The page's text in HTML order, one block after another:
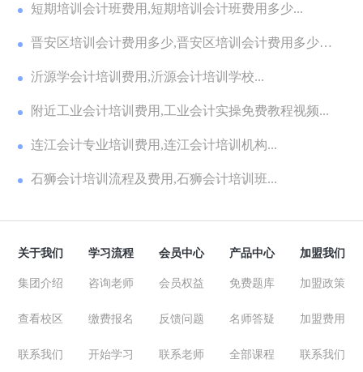
短期培训会计班费用,短期培训会计班费用多少...
晋安区培训会计费用多少,晋安区培训会计费用多少钱
一...沂源学会计培训费用,沂源会计培训学校...
附近工业会计培训费用,工业会计实操免费教程视频...
连江会计专业培训费用,连江会计培训机构...
石狮会计培训流程及费用,石狮会计培训班...
关于我们
集团介绍
查看校区
联系我们
学习流程
咨询老师
缴费报名
开始学习
会员中心
会员权益
反馈问题
联系老师
产品中心
免费题库
名师答疑
全部课程
加盟我们
加盟政策
加盟费用
联系我们